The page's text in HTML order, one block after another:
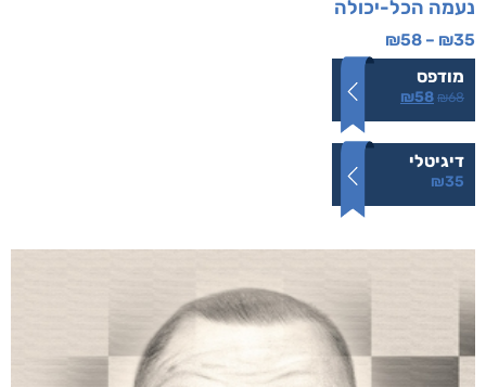
נעמה הכל-יכולה
₪35
–
₪58
מודפס
₪68
₪58
דיגיטלי
₪35